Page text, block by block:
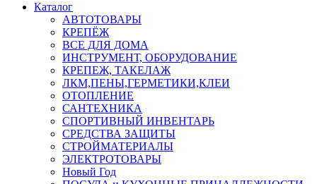
Каталог
АВТОТОВАРЫ
КРЕПЁЖ
ВСЕ ДЛЯ ДОМА
ИНСТРУМЕНТ, ОБОРУДОВАНИЕ
КРЕПЕЖ, ТАКЕЛАЖ
ЛКМ,ПЕНЫ,ГЕРМЕТИКИ,КЛЕИ
ОТОПЛЕНИЕ
САНТЕХНИКА
СПОРТИВНЫЙ ИНВЕНТАРЬ
СРЕДСТВА ЗАЩИТЫ
СТРОЙМАТЕРИАЛЫ
ЭЛЕКТРОТОВАРЫ
Новый Год